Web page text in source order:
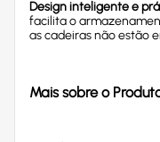
Design inteligente e
facilita o
as cadeiras não estão
Mais sobre o